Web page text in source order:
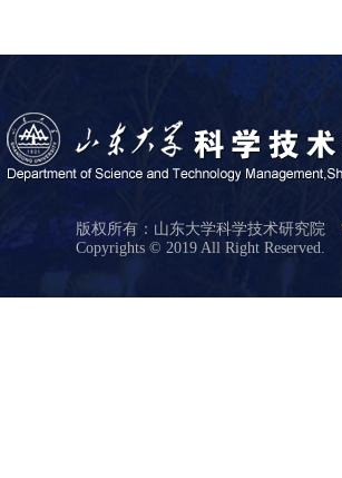
版权所有：山东大学科学技术研究院
Copyrights © 2019 All Right Reserved.